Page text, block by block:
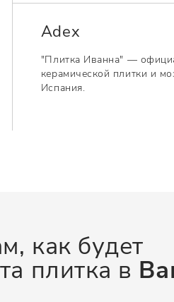
Adex
"Плитка Иванна" —
керамической плитки и
Испания.
как будет
плитка в